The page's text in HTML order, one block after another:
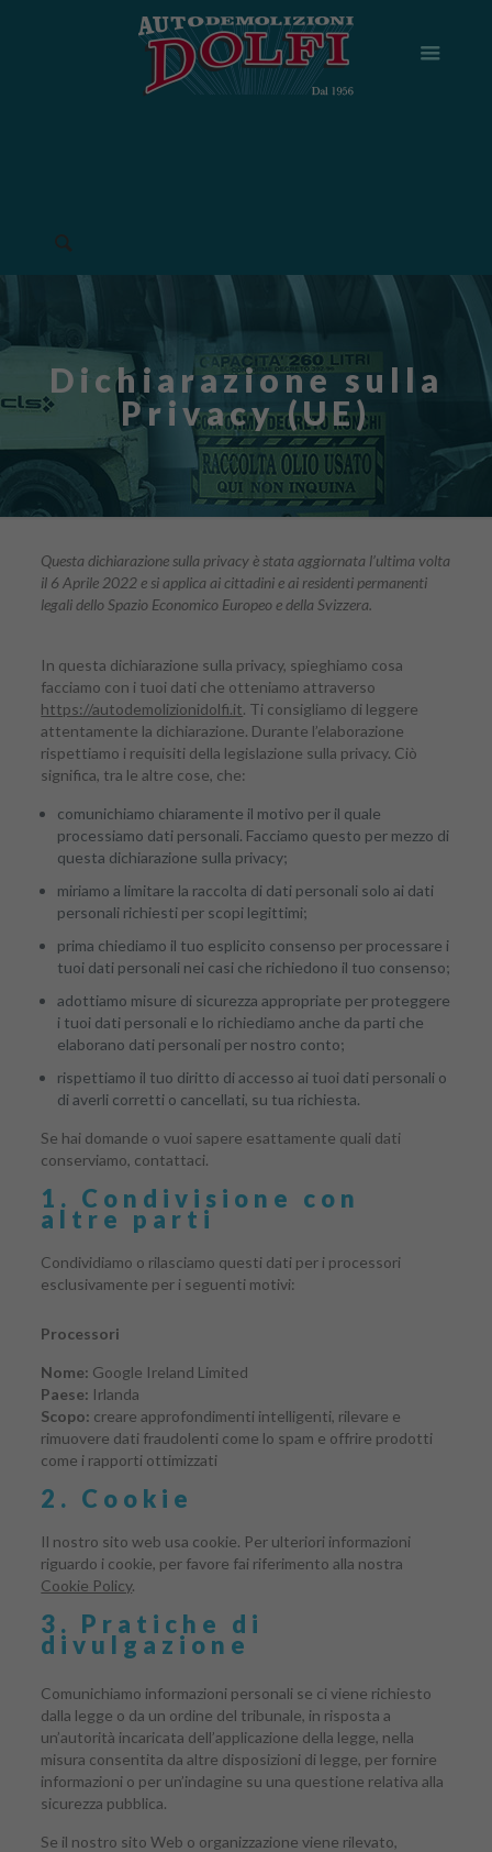
Dichiarazione sulla
Privacy (UE)
Questa dichiarazione sulla privacy è stata aggiornata l’ultima volta
il 6 Aprile 2022 e si applica ai cittadini e ai residenti permanenti
legali dello Spazio Economico Europeo e della Svizzera.
In questa dichiarazione sulla privacy, spieghiamo cosa
facciamo con i tuoi dati che otteniamo attraverso
https://autodemolizionidolfi.it. Ti consigliamo di leggere
attentamente la dichiarazione. Durante l’elaborazione
rispettiamo i requisiti della legislazione sulla privacy. Ciò
significa, tra le altre cose, che:
comunichiamo chiaramente il motivo per il quale
processiamo dati personali. Facciamo questo per mezzo di
questa dichiarazione sulla privacy;
miriamo a limitare la raccolta di dati personali solo ai dati
personali richiesti per scopi legittimi;
prima chiediamo il tuo esplicito consenso per processare i
tuoi dati personali nei casi che richiedono il tuo consenso;
adottiamo misure di sicurezza appropriate per proteggere
i tuoi dati personali e lo richiediamo anche da parti che
elaborano dati personali per nostro conto;
rispettiamo il tuo diritto di accesso ai tuoi dati personali o
di averli corretti o cancellati, su tua richiesta.
Se hai domande o vuoi sapere esattamente quali dati
conserviamo, contattaci.
1. Condivisione con
altre parti
Condividiamo o rilasciamo questi dati per i processori
esclusivamente per i seguenti motivi:
Processori
Nome: Google Ireland Limited
Paese: Irlanda
Scopo: creare approfondimenti intelligenti, rilevare e
rimuovere dati fraudolenti come lo spam e offrire prodotti
come i rapporti ottimizzati
2. Cookie
Il nostro sito web usa cookie. Per ulteriori informazioni
riguardo i cookie, per favore fai riferimento alla nostra
Cookie Policy.
3. Pratiche di
divulgazione
Comunichiamo informazioni personali se ci viene richiesto
dalla legge o da un ordine del tribunale, in risposta a
un’autorità incaricata dell’applicazione della legge, nella
misura consentita da altre disposizioni di legge, per fornire
informazioni o per un’indagine su una questione relativa alla
sicurezza pubblica.
Se il nostro sito Web o organizzazione viene rilevato,